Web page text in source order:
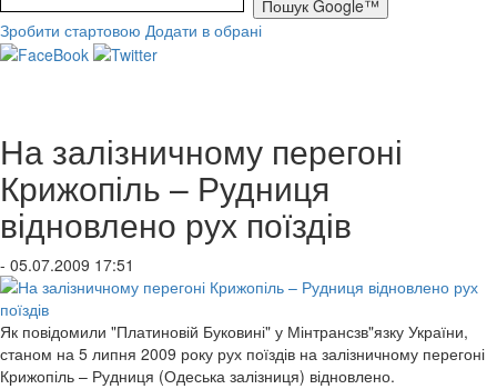
Зробити стартовою Додати в обрані
На залізничному перегоні
Крижопіль – Рудниця
відновлено рух поїздів
- 05.07.2009 17:51
Як повідомили "Платиновій Буковині" у Мінтрансзв"язку України,
станом на 5 липня 2009 року рух поїздів на залізничному перегоні
Крижопіль – Рудниця (Одеська залізниця) відновлено.